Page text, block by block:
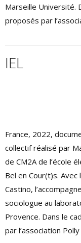
Marseille Université.
proposés par
IEL
France, 2022,
collectif réalisé par
de CM2A de l’école
Bel en Cour(t)s. Avec
Castino,
sociologue au
Provence. Dans le
par l’association